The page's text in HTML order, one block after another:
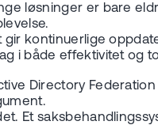
løsninger er bare
kontinuerlige
i både effektivitet og
Directory
Et